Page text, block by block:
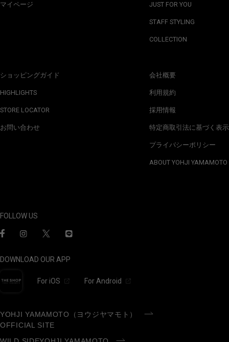
マイページ
ショッピングガイド
HIGHLIGHTS
STORE LOCATOR
お問い合わせ
JUST FOR YOU
STAFF STYLING
COLLECTION
会社概要
利用規約
採用情報
特定商取引法に基づく表示
プライバシーポリシー
ABOUT YOHJI YAMAMOTO
FOLLOW US
DOWNLOAD OUR APP
For iOS For Android
YOHJI YAMAMOTO（ヨウジヤマモト）
OFFICIAL SITE